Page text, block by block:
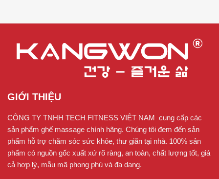
GIỚI THIỆU
CÔNG TY TNHH TECH FITNESS VIỆT NAM cung cấp các
sản phẩm ghế massage chính hãng. Chúng tôi đem đến sản
phẩm hỗ trợ chăm sóc sức khỏe, thư giãn tại nhà. 100% sản
phẩm có nguồn gốc xuất xứ rõ ràng, an toàn, chất lượng tốt, giá
cả hợp lý, mẫu mã phong phú và đa dạng.